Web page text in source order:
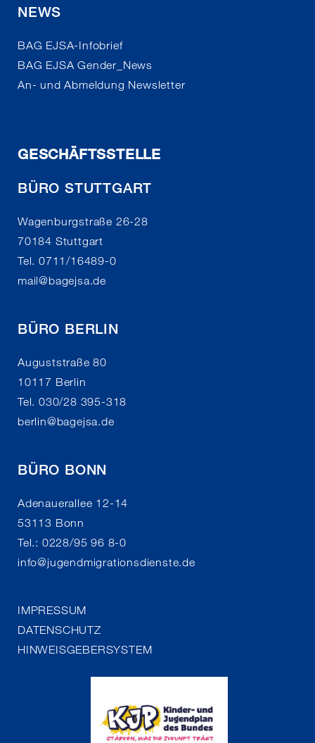
NEWS
BAG EJSA-Infobrief
BAG EJSA Gender_News
An- und Abmeldung Newsletter
GESCHÄFTSSTELLE
BÜRO STUTTGART
Wagenburgstraße 26-28
70184 Stuttgart
Tel. 0711/16489-0
mail@bagejsa.de
BÜRO BERLIN
Auguststraße 80
10117 Berlin
Tel. 030/28 395-318
berlin@bagejsa.de
BÜRO BONN
Adenauerallee 12-14
53113 Bonn
Tel.: 0228/95 96 8-0
info@jugendmigrationsdienste.de
IMPRESSUM
DATENSCHUTZ
HINWEISGEBERSYSTEM